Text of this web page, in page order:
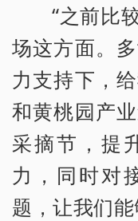
“之前比
场这方面。
力支持下，
和黄桃园产
采摘节，提
力，同时对
题，让我们